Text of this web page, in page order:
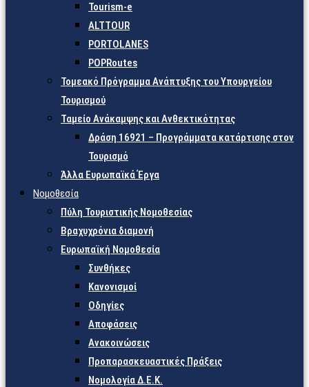
Tourism-e
ALTTOUR
PORTOLANES
POPRoutes
Τομεακό Πρόγραμμα Ανάπτυξης του Υπουργείου
Τουρισμού
Ταμείο Ανάκαμψης και Ανθεκτικότητας
Δράση 16921 – Προγράμματα κατάρτισης στον
Τουρισμό
Άλλα Ευρωπαϊκά Έργα
Νομοθεσία
Πύλη Τουριστικής Νομοθεσίας
Βραχυχρόνια διαμονή
Ευρωπαϊκή Νομοθεσία
Συνθήκες
Κανονισμοί
Οδηγίες
Αποφάσεις
Ανακοινώσεις
Προπαρασκευαστικές Πράξεις
Νομολογία Δ.Ε.Κ.